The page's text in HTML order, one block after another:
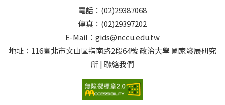
電話：(02)29387068
傳真：(02)29397202
E-Mail：gids@nccu.edu.tw
地址：116臺北市文山區指南路2段64號 政治大學 國家發展研究
所 | 聯絡我們